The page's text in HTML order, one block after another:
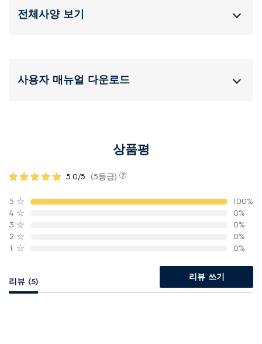
전체사양 보기
사용자 매뉴얼 다운로드
상품평
5.0/5 (5등급)
5 ☆
100%
4 ☆
0%
3 ☆
0%
2 ☆
0%
1 ☆ 0%
리뷰 (5) 리뷰 쓰기